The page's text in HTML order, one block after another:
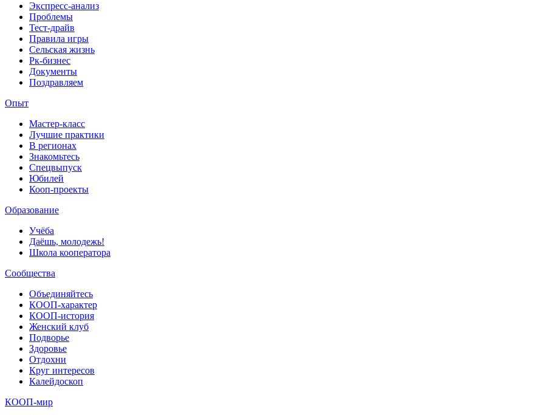
Экспресс-анализ
Проблемы
Тест-драйв
Правила игры
Сельская жизнь
Рк-бизнес
Документы
Поздравляем
Опыт
Мастер-класс
Лучшие практики
В регионах
Знакомьтесь
Спецвыпуск
Юбилей
Кооп-проекты
Образование
Учёба
Даёшь, молодежь!
Школа кооператора
Сообщества
Объединяйтесь
КООП-характер
КООП-история
Женский клуб
Подворье
Здоровье
Отдохни
Круг интересов
Калейдоскоп
КООП-мир